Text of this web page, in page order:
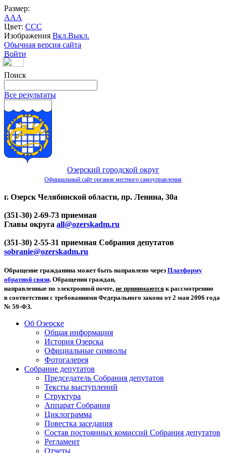
Размер:
AAA
Цвет: CCC
Изображения Вкл.Выкл.
Обычная версия сайта
Войти
Поиск
Все результаты
Озерский городской округ
Официальный сайт органов местного самоуправления
г. Озерск Челябинской области, пр. Ленина, 30а
(351-30) 2-69-73 приемная
Главы округа all@ozerskadm.ru
(351-30) 2-55-31 приемная Собрания депутатов
sobranie@ozerskadm.ru
Обращение гражданина может быть направлено через Платформу
обратной связи. Обращения граждан,
направленные по электронной почте, не принимаются к рассмотрению
в соответствии с требованиями Федерального закона от 2 мая 2006 года
№ 59-ФЗ.
Об Озерске
Общая информация
История Озерска
Официальные символы
Фотогалерея
Собрание депутатов
Председатель Собрания депутатов
Тексты выступлений
Структура
Аппарат Собрания
Циклограмма
Повестка заседания
Состав постоянных комиссий Собрания депутатов
Регламент
Отчеты